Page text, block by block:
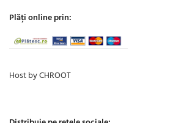
Plăți online prin:
Host by CHROOT